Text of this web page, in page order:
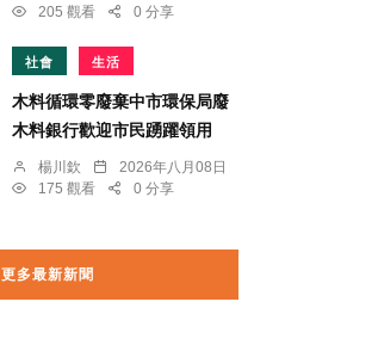
205 觀看
0 分享
社會 生活
木料循環零廢棄中市環保局廢
木料銀行歡迎市民踴躍領用
楊川欽
2026年八月08日
175 觀看
0 分享
更多最新新聞